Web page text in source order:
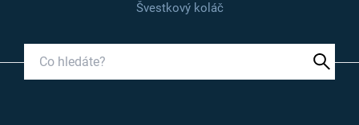
Švestkový koláč